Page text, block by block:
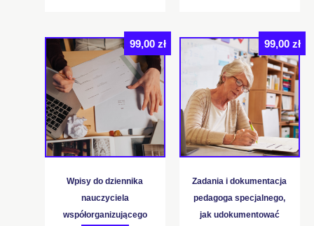
Wpisy do dziennika
nauczyciela
współorganizującego
99,00 zł
Zadania i dokumentacja
pedagoga specjalnego,
jak udokumentować
99,00 zł